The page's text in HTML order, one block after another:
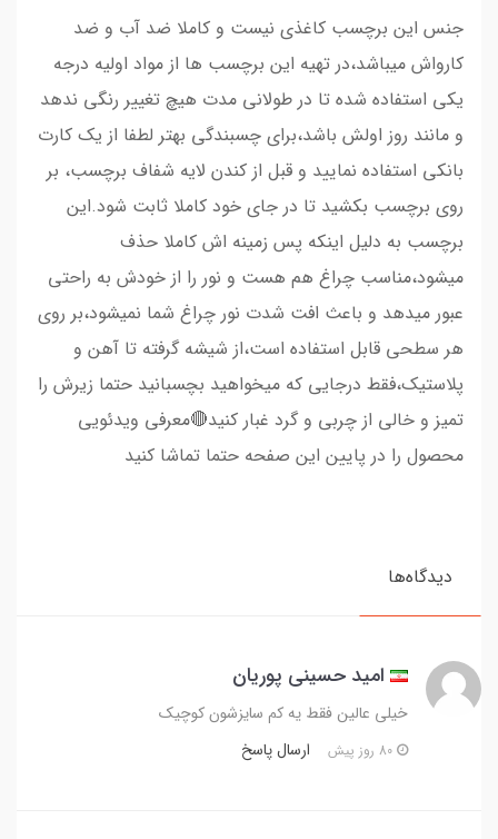
جنس این برچسب کاغذی نیست و کاملا ضد آب و ضد
کارواش میباشد،در تهیه این برچسب ها از مواد اولیه درجه
یکی استفاده شده تا در طولانی مدت هیچ تغییر رنگی ندهد
و مانند روز اولش باشد،برای چسبندگی بهتر لطفا از یک کارت
بانکی استفاده نمایید و قبل از کندن لایه شفاف برچسب، بر
روی برچسب بکشید تا در جای خود کاملا ثابت شود.این
برچسب به دلیل اینکه پس زمینه اش کاملا حذف
میشود،مناسب چراغ هم هست و نور را از خودش به راحتی
عبور میدهد و باعث افت شدت نور چراغ شما نمیشود،بر روی
هر سطحی قابل استفاده است،از شیشه گرفته تا آهن و
پلاستیک،فقط درجایی که میخواهید بچسبانید حتما زیرش را
تمیز و خالی از چربی و گرد غبار کنید🔴معرفی ویدئویی
محصول را در پایین این صفحه حتما تماشا کنید
دیدگاه‌ها
امید حسینی پوریان
خیلی عالین فقط یه کم سایزشون کوچیک
ارسال پاسخ